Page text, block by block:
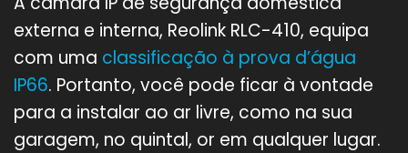
externa e interna, Reolink RLC-410, equipa
com uma classificação à prova d’água
IP66. Portanto, você pode ficar à vontade
para a instalar ao ar livre, como na sua
garagem, no quintal, or em qualquer lugar.